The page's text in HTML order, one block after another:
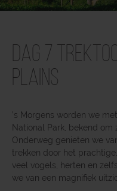
Dag 7
Plains
’s Morgens worden we
National Park, bekend om
Onderweg genieten we
trekken door het
veel vogels, herten en
we van een magnifiek